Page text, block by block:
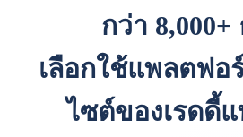
กว่า 8,000+
เลือกใช้แพลตฟอ
ไซต์ของเรดดี้